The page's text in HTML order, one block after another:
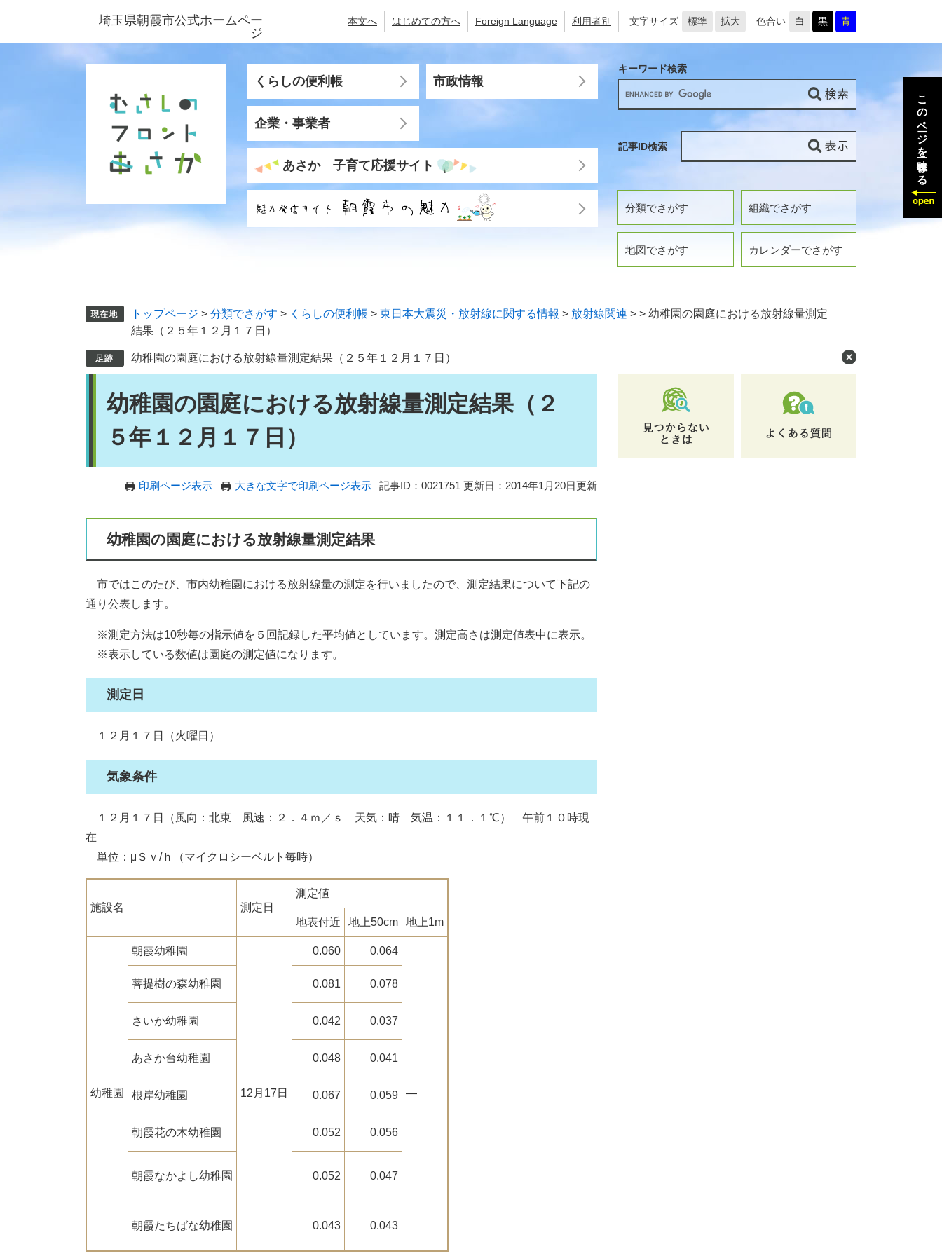
ジ
ュ
埼玉県朝霞市公式ホームペー
ジ
本文へ はじめての方へ Foreign Language 利用者別 文字サイズ 標準 拡大 色合い 白 黒 青
くらしの便利帳 市政情報
企業・事業者
あさか 子育て応援サイト
分類でさがす 組織でさがす
地図でさがす カレンダーでさがす
キーワード検索
記事ID検索
トップページ > 分類でさがす > くらしの便利帳 > 東日本大震災・放射線に関する情報 > 放射線関連 > > 幼稚園の園庭における放射線量測定
結果（２５年１２月１７日）
幼稚園の園庭における放射線量測定結果（２５年１２月１７日）
幼稚園の園庭における放射線量測定結果（２
５年１２月１７日）
印刷ページ表示 大きな文字で印刷ページ表示 記事ID：0021751 更新日：2014年1月20日更新
幼稚園の園庭における放射線量測定結果
市ではこのたび、市内幼稚園における放射線量の測定を行いましたので、測定結果について下記の
通り公表します。
※測定方法は10秒毎の指示値を５回記録した平均値としています。測定高さは測定値表中に表示。
※表示している数値は園庭の測定値になります。
測定日
１２月１７日（火曜日）
気象条件
１２月１７日（風向：北東 風速：２．４ｍ／ｓ 天気：晴 気温：１１．１℃） 午前１０時現
在
単位：μＳｖ/ｈ（マイクロシーベルト毎時）
施設名 測定日
測定値
地表付近 地上50cm 地上1m
幼稚園
朝霞幼稚園
12月17日
0.060 0.064
―
菩提樹の森幼稚園 0.081 0.078
さいか幼稚園 0.042 0.037
あさか台幼稚園 0.048 0.041
根岸幼稚園 0.067 0.059
朝霞花の木幼稚園 0.052 0.056
朝霞なかよし幼稚園 0.052 0.047
朝霞たちばな幼稚園 0.043 0.043
このページを一時保存する